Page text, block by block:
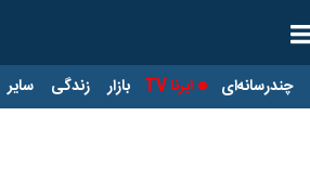
چندرسانه‌ای ایرنا TV بازار زندگی سایر